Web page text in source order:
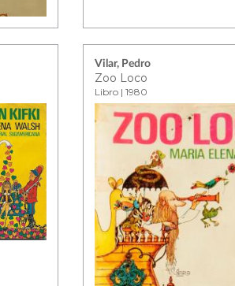
Vilar, Pedro
Zoo Loco
Libro | 1980